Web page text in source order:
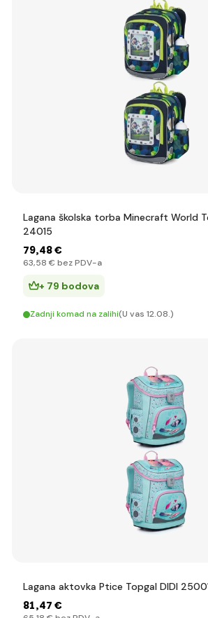
Lagana školska torba Minecraft World
24015
79,48 €
63,58 € bez PDV-a
+ 79 bodova
Zadnji komad na zalihi(U vas 12.08.)
Lagana aktovka Ptice Topgal DIDI
81,47 €